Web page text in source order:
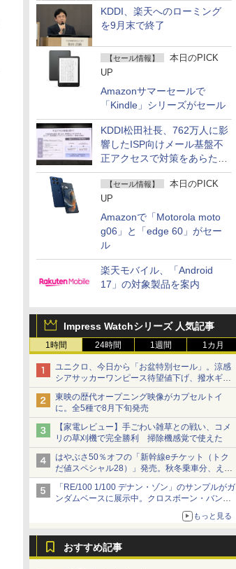
KDDI、楽天へのローミング
を9月末で終了
【セール情報】
本日のPICK
UP
Amazonサマーセールで
「Kindle」シリーズがセール
KDDI松田社長、762万人に影
響したISP向けメール基盤不
正アクセスで対策をあらため
て説明
【セール情報】
本日のPICK
UP
Amazonで「Motorola moto
g06」と「edge 60」がセー
ル
楽天モバイル、「Android
17」の対象製品を案内
Impress Watchシリーズ 人気記事
1時間 24時間 1週間 1カ月
ユニクロ、今日から「お盆特別セール」。涼感
シアサッカーワンピース待望値下げ、撥水ギア
ショーツは1990円に
東映の歴代オープニング映像がカプセルトイ
に。全5種で8月下旬発売
【家電レビュー】手ごわい雑草との戦い、コメ
リの草刈機で完全勝利 掃除機感覚で使えた
はやぶさ50％オフの「新幹線eチケット（トク
だ値スペシャル28）」発売。秋冬乗車分、えき
ねっと限定
「RE/100 1/100 デナン・ゾン」のサンプルがガ
ンダムベースに展示中。クロスボーン・バンガ
ードの制式量産機が間もなく発送【ガンダムベ
もっと見る
おすすめ記事